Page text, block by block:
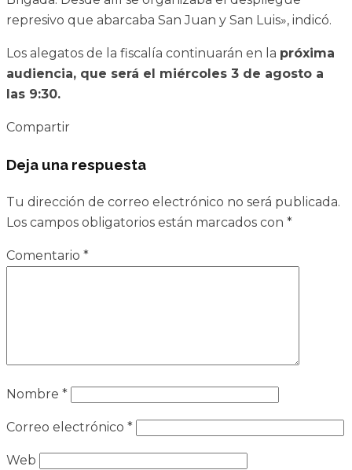
represivo que abarcaba San Juan y San Luis», indicó.
Los alegatos de la fiscalía continuarán en la próxima
audiencia, que será el miércoles 3 de agosto a
las 9:30.
Compartir
Deja una respuesta
Tu dirección de correo electrónico no será publicada.
Los campos obligatorios están marcados con *
Comentario *
Nombre *
Correo electrónico *
Web